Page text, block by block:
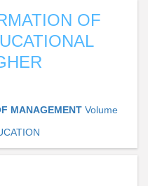
OF
MANAGEMENT Volume